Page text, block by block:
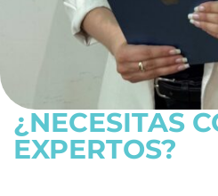
¿NECESITAS
EXPERTOS?